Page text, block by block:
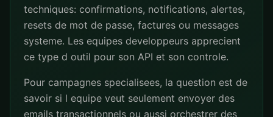
techniques: confirmations, notifications, alertes,
resets de mot de passe, factures ou messages
systeme. Les equipes developpeurs apprecient
ce type d outil pour son API et son controle.
Pour campagnes specialisees, la question est de
savoir si l equipe veut seulement envoyer des
emails transactionnels ou aussi orchestrer des